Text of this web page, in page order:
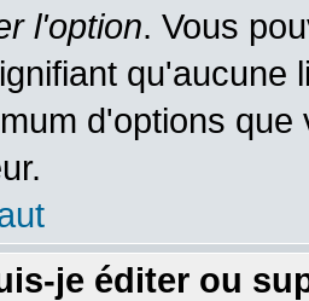
l'option. Vous
qu'aucune
d'options
je éditer ou